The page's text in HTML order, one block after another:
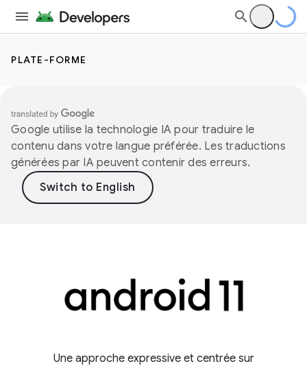
PLATE-FORME
Google utilise la technologie IA pour traduire le
contenu dans votre langue préférée. Les traductions
générées par IA peuvent contenir des erreurs.
Une approche expressive et centrée sur